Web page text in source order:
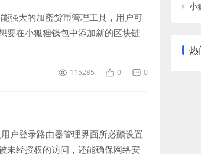
强大的加密货币管理工具，用户可
要在小狐狸钱包中添加新的区块链
115285 0 0
户登录路由器管理界面所必顫设置
未经授权的访问，还能确保网络安
小
热